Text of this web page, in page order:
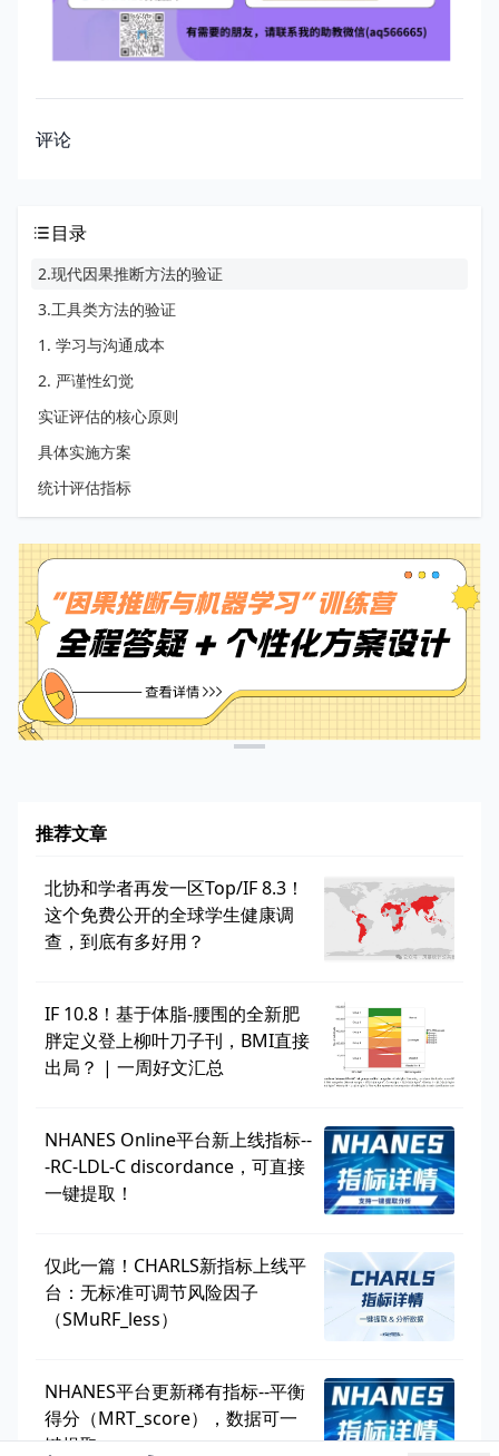
评论
目录
2.现代因果推断方法的验证
3.工具类方法的验证
1. 学习与沟通成本
2. 严谨性幻觉
实证评估的核心原则
具体实施方案
统计评估指标
推荐文章
北协和学者再发一区Top/IF 8.3！
这个免费公开的全球学生健康调
查，到底有多好用？
IF 10.8！基于体脂-腰围的全新肥
胖定义登上柳叶刀子刊，BMI直接
出局？ | 一周好文汇总
NHANES Online平台新上线指标--
-RC-LDL-C discordance，可直接
一键提取！
仅此一篇！CHARLS新指标上线平
台：无标准可调节风险因子
（SMuRF_less）
NHANES平台更新稀有指标--平衡
得分（MRT_score），数据可一
键提取